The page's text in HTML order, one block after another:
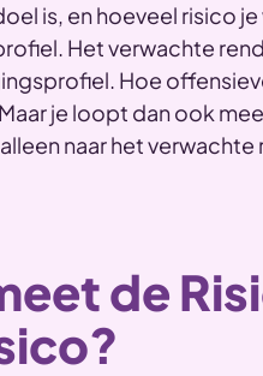
is, en hoeveel risico
Het verwachte
Hoe
je loopt dan ook
naar het
de